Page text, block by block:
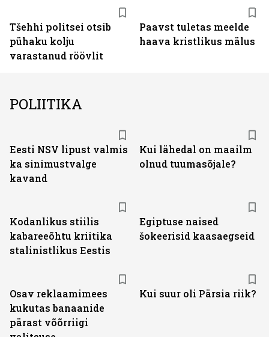
Tšehhi politsei otsib
pühaku kolju
varastanud röövlit
Paavst tuletas meelde
haava kristlikus mälus
POLIITIKA
Eesti NSV lipust valmis
ka sinimustvalge
kavand
Kui lähedal on maailm
olnud tuumasõjale?
Kodanlikus stiilis
kabareeõhtu kriitika
stalinistlikus Eestis
Egiptuse naised
šokeerisid kaasaegseid
Osav reklaamimees
kukutas banaanide
pärast võõrriigi
Kui suur oli Pärsia riik?